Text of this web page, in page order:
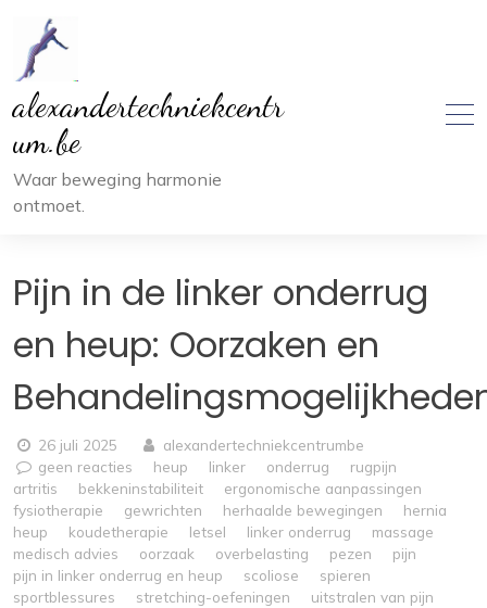
inhoud
alexandertechniekcentr
um.be
Waar beweging harmonie
ontmoet.
Pijn in de linker onderrug
en heup: Oorzaken en
26 juli 2025
alexandertechniekcentrumbe
geen reacties
heup linker onderrug
rugpijn
artritis
bekkeninstabiliteit
ergonomische aanpassingen
fysiotherapie
gewrichten herhaalde bewegingen
hernia
heup
koudetherapie letsel linker onderrug
massage
medisch advies
oorzaak overbelasting pezen
pijn
pijn in linker onderrug en heup
scoliose
spieren
sportblessures
stretching-oefeningen
uitstralen van pijn